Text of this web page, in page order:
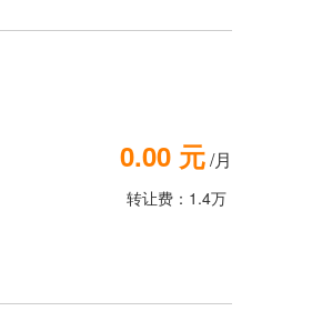
0.00 元/月
转让费：1.4万